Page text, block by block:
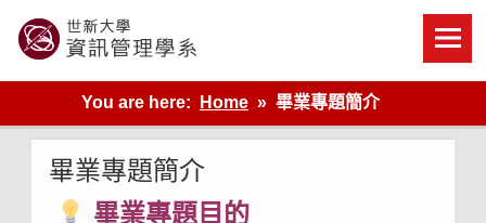
content
世新大學資管系網站
You are here:
Home 畢業專題簡介
畢業專題簡介
畢業專題目的